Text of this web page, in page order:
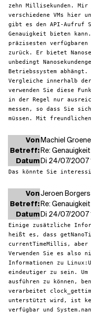
zehn Millisekunden.
verschiedene VMs hier
gibt es den API-Aufruf
Genauigkeit bieten
präzisesten verfügbaren
zurück. Er bietet
unbedingt
Betriebssystem
Vergleiche innerhalb
verwenden Sie diese
in der Regel nur
messen, so dass Sie
müssen. Mit
VonMachiel
Betreff:Re:
DatumDi 24/07/2007
Das könnte Sie
VonJeroen Borgers
Betreff:Re:
DatumDi 24/07/2007
Einige zusätzliche
heißt es, dass
currentTimeMillis,
Verwenden Sie es also
Informationen zu Linux:
eindeutiger zu sein. Um
ausführen zu können,
verarbeitet clock_gettime.
unterstützt wird, ist
verfügbar und